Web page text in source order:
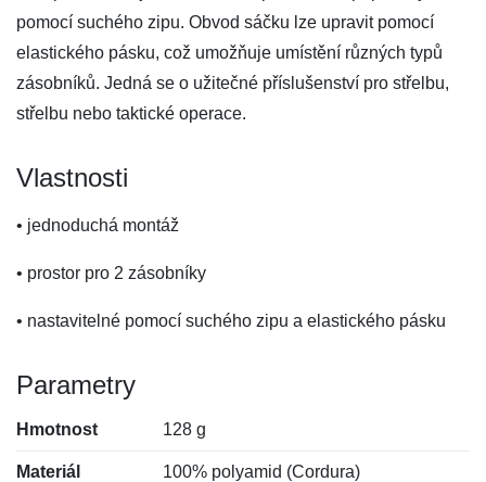
pomocí suchého zipu. Obvod sáčku lze upravit pomocí
elastického pásku, což umožňuje umístění různých typů
zásobníků. Jedná se o užitečné příslušenství pro střelbu,
střelbu nebo taktické operace.
Vlastnosti
• jednoduchá montáž
• prostor pro 2 zásobníky
• nastavitelné pomocí suchého zipu a elastického pásku
Parametry
Hmotnost 128 g
Materiál 100% polyamid (Cordura)